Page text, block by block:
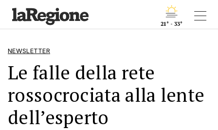
21° - 33°
NEWSLETTER
Le falle della rete
rossocrociata alla lente
dell’esperto